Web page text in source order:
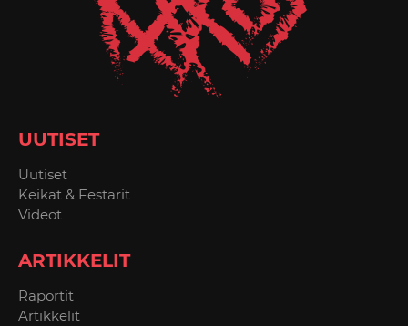
UUTISET
Uutiset
Keikat & Festarit
Videot
ARTIKKELIT
Raportit
Artikkelit